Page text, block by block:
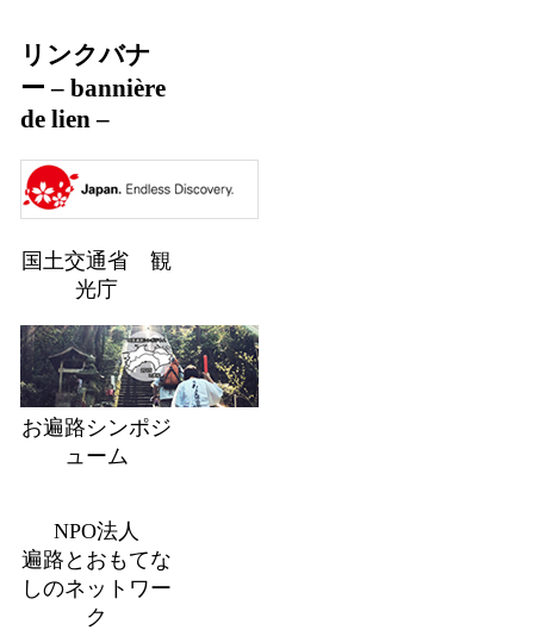
リンクバナ
ー – bannière
de lien –
国土交通省 観
光庁
お遍路シンポジ
ューム
NPO法人
遍路とおもてな
しのネットワー
ク